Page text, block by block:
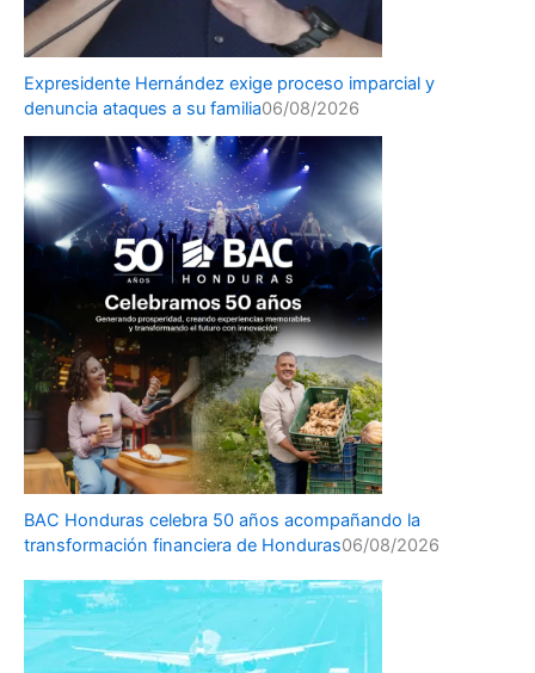
Expresidente Hernández exige proceso imparcial y
denuncia ataques a su familia06/08/2026
BAC Honduras celebra 50 años acompañando la
transformación financiera de Honduras06/08/2026